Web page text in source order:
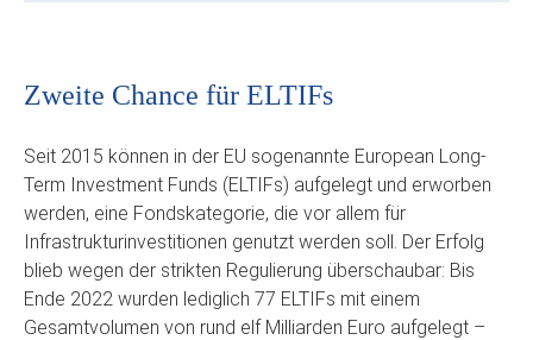
Zweite Chance für ELTIFs
Seit 2015 können in der EU sogenannte European Long-
Term Investment Funds (ELTIFs) aufgelegt und erworben
werden, eine Fondskategorie, die vor allem für
Infrastrukturinvestitionen genutzt werden soll. Der Erfolg
blieb wegen der strikten Regulierung überschaubar: Bis
Ende 2022 wurden lediglich 77 ELTIFs mit einem
Gesamtvolumen von rund elf Milliarden Euro aufgelegt –